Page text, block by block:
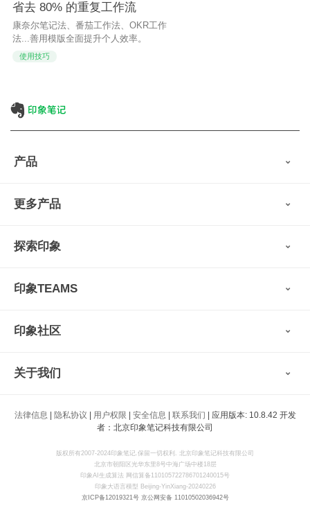
省去 80% 的重复工作流
康奈尔笔记法、番茄工作法、OKR工作
法...善用模版全面提升个人效率。
使用技巧
产品
会员权益
印象笔记·剪藏
更多产品
印象图记
墨笔
扫描宝
收藏家
探索印象
用户故事
视频教程
帮助支持
智能硬件
印象TEAMS
申请试用
印象社区
印象大使
关于我们
印象生态
法律信息 | 隐私协议 | 用户权限 | 安全信息 | 联系我们 | 应用版本: 10.8.42 开发
者：北京印象笔记科技有限公司
版权所有2007-2024印象笔记.保留一切权利. 北京印象笔记科技有限公司
北京市朝阳区光华东里8号中海广场中楼18层
印象AI生成算法 网信算备110105722786701240015号
印象大语言模型 Beijing-YinXiang-20240226
京ICP备12019321号 京公网安备 11010502036942号